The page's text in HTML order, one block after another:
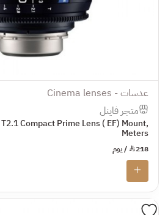
عدسات - Cinema lenses
متجر فاينل
Compact Prime Lens ( EF) Mount,
Meters
218
¥ / يوم